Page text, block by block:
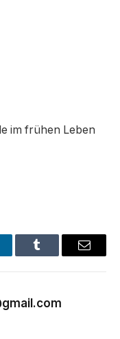
im frühen Leben
Tumblr Email